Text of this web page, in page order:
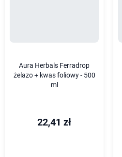
Aura Herbals Ferradrop
żelazo + kwas foliowy - 500
ml
22,41 zł